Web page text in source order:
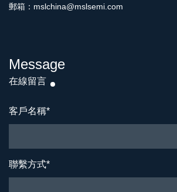
郵箱：mslchina@mslsemi.com
Message
在線留言
客戶名稱*
聯繫方式*